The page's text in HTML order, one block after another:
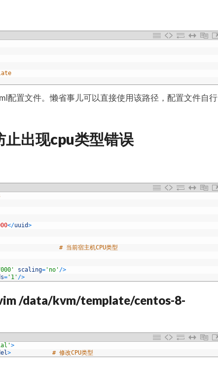
配置文件。懒省事儿可以直接使用该路径，配置文件自行
止出现cpu类型错误
</uuid>
# 当前宿主机CPU类型
scaling= 'no' />
= '1' />
/data/kvm/template/centos-8-
>
> # 修改CPU类型